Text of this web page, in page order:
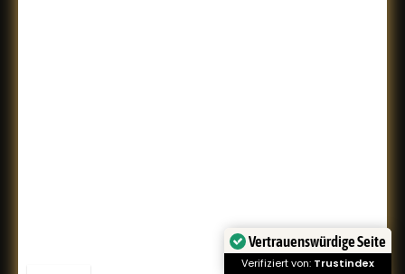
2.072
Vertrauenswürdige Seite
Verifiziert von: Trustindex